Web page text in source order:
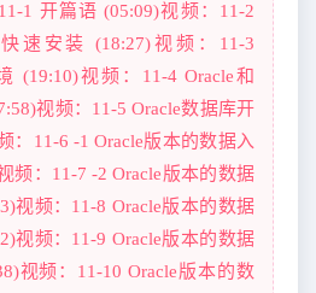
1 开篇语 (05:09)视频：11-2
速安装 (18:27)视频：11-3
(19:10)视频：11-4 Oracle和
视频：11-5 Oracle数据库开
：11-6 -1 Oracle版本的数据入
频：11-7 -2 Oracle版本的数据
视频：11-8 Oracle版本的数据
视频：11-9 Oracle版本的数据
视频：11-10 Oracle版本的数